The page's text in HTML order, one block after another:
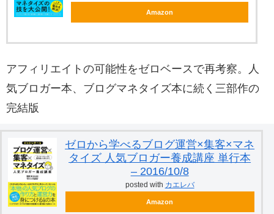
Amazon
アフィリエイトの可能性をゼロベースで再考察。人
気ブロガー本、ブログマネタイズ本に続く三部作の
完結版
ゼロから学べるブログ運営×集客×マネ
タイズ 人気ブロガー養成講座 単行本
– 2016/10/8
posted with カエレバ
Amazon